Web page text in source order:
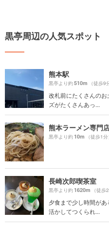
黒亭周辺の人気スポット
熊本駅
黒亭より約510m （徒歩9
改札前にたくさんの
ズがたくさんあっ...
熊本ラーメン専門
黒亭より約10m （徒歩1分
長崎次郎喫茶室
黒亭より約1620m （徒歩
夕食まで少し時間が
活かしてつくられ...